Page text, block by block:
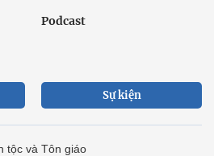
Podcast
Sự kiện
tộc và Tôn giáo